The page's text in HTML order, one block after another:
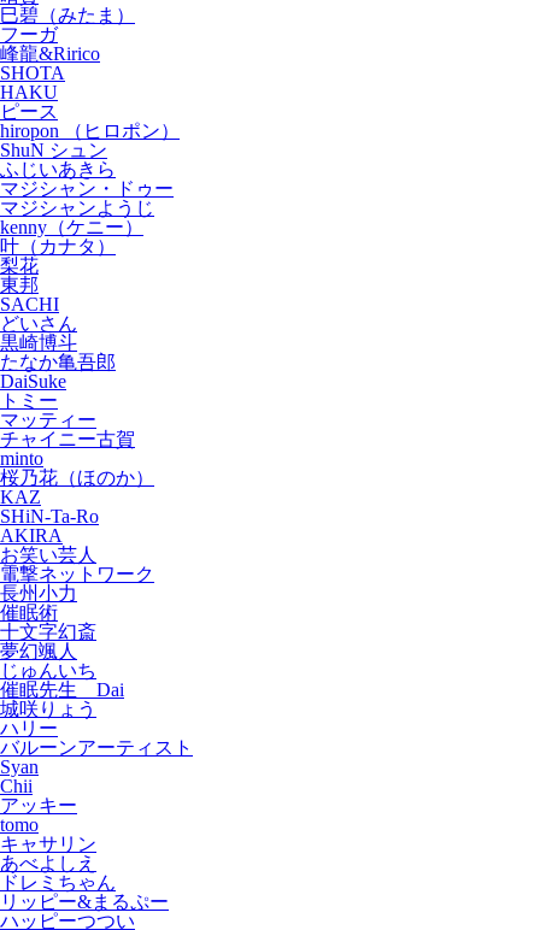
巳碧（みたま）
フーガ
峰龍&Ririco
SHOTA
HAKU
ピース
hiropon （ヒロポン）
ShuN シュン
ふじいあきら
マジシャン・ドゥー
マジシャンようじ
kenny（ケニー）
叶（カナタ）
梨花
東邦
SACHI
どいさん
黒崎博斗
たなか亀吾郎
DaiSuke
トミー
マッティー
チャイニー古賀
minto
桜乃花（ほのか）
KAZ
SHiN-Ta-Ro
AKIRA
お笑い芸人
電撃ネットワーク
長州小力
催眠術
十文字幻斎
夢幻颯人
じゅんいち
催眠先生 Dai
城咲りょう
ハリー
バルーンアーティスト
Syan
Chii
アッキー
tomo
キャサリン
あべよしえ
ドレミちゃん
リッピー&まるぷー
ハッピーつつい